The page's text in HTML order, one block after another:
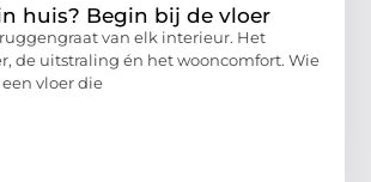
huis? Begin bij de vloer
van elk interieur. Het
de uitstraling én het wooncomfort. Wie
vloer die